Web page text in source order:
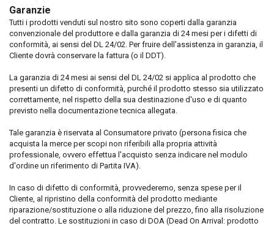
Garanzie
Tutti i prodotti venduti sul nostro sito sono coperti dalla garanzia
convenzionale del produttore e dalla garanzia di 24 mesi per i difetti di
conformità, ai sensi del DL 24/02. Per fruire dell'assistenza in garanzia, il
Cliente dovrà conservare la fattura (o il DDT).
La garanzia di 24 mesi ai sensi del DL 24/02 si applica al prodotto che
presenti un difetto di conformità, purché il prodotto stesso sia utilizzato
correttamente, nel rispetto della sua destinazione d'uso e di quanto
previsto nella documentazione tecnica allegata.
Tale garanzia è riservata al Consumatore privato (persona fisica che
acquista la merce per scopi non riferibili alla propria attività
professionale, ovvero effettua l'acquisto senza indicare nel modulo
d'ordine un riferimento di Partita IVA).
In caso di difetto di conformità, provvederemo, senza spese per il
Cliente, al ripristino della conformità del prodotto mediante
riparazione/sostituzione o alla riduzione del prezzo, fino alla risoluzione
del contratto. Le sostituzioni in caso di DOA (Dead On Arrival: prodotto